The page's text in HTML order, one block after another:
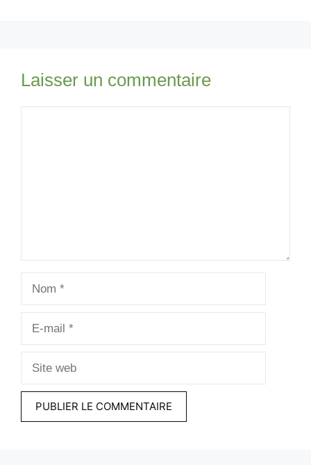
Laisser un commentaire